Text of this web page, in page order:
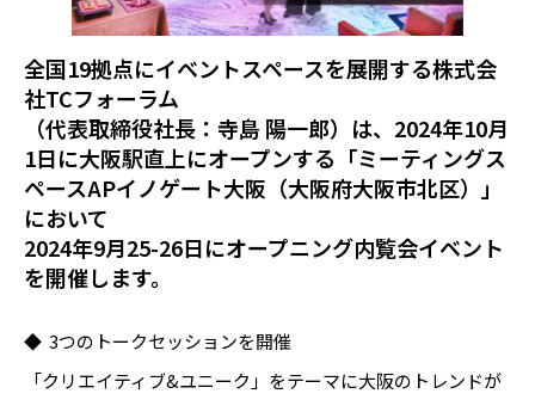
全国19拠点にイベントスペースを展開する株式会
社TCフォーラム
（代表取締役社長：寺島 陽一郎）は、2024年10月
1日に大阪駅直上にオープンする「ミーティングス
ペースAPイノゲート大阪（大阪府大阪市北区）」
において
2024年9月25-26日にオープニング内覧会イベント
を開催します。
◆ 3つのトークセッションを開催
「クリエイティブ&ユニーク」をテーマに大阪のトレンドが